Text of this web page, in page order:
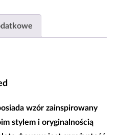
wzór zainspirowany
stylem i oryginalnością